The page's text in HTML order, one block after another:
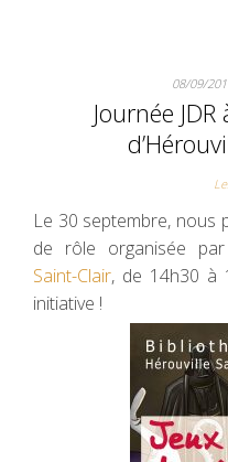
08/09/
Journée
Le 30 septembre, nous
de rôle organisée
Saint-Clair, de 14h30 à
initiative !